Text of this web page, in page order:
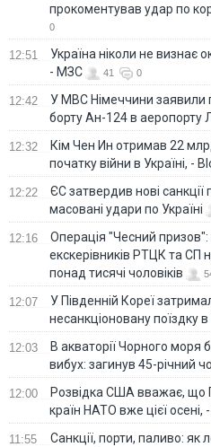
прокоментував удар по
0
12:51
Україна ніколи не визнає
- МЗС
41 0
12:42
У МВС Німеччини заявили
борту Ан-124 в аеропорту
12:32
Кім Чен Ин отримав 22
початку війни в Україні, -
12:22
ЄС затвердив нові
масовані удари по Україні
12:16
Операція "Чесний
екскерівників РТЦК та СП
понад тисячі чоловіків
12:07
У Південній Кореї
несанкціоновану поїздку в
12:03
В акваторії Чорного моря
вибух: загинув 45-річний
12:00
Розвідка США вважає, що
країн НАТО вже цієї осені,
11:55
Санкції, порти, паливо: як